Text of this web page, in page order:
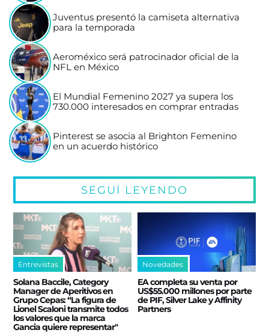
Juventus presentó la camiseta alternativa
para la temporada
Aeroméxico será patrocinador oficial de la
NFL en México
El Mundial Femenino 2027 ya supera los
730.000 interesados en comprar entradas
Pinterest se asocia al Brighton Femenino
en un acuerdo histórico
SEGUÍ LEYENDO
Entrevistas
Solana Baccile, Category
Manager de Aperitivos en
Grupo Cepas: “La figura de
Lionel Scaloni transmite todos
los valores que la marca
Gancia quiere representar"
Novedades
EA completa su venta por
US$55.000 millones por parte
de PIF, Silver Lake y Affinity
Partners